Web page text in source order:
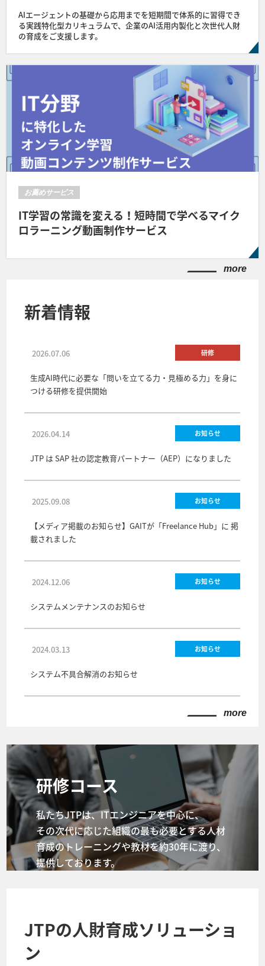
AIエージェントの基礎から応用までを短期間で体系的に習得でき
る実践特化型カリキュラムで、企業のAI活用内製化と次世代人財
の育成をご支援します。
お薦めサービス
IT学習の常識を変える！短時間で学べるマイク
ロラーニング動画制作サービス
more
新着情報
2026.07.06 研修
生成AI時代に必要な「問いを立てる力・見極める力」を身に
つける研修を提供開始
2026.04.14 お知らせ
JTP は SAP 社の認定教育パートナー（AEP）になりました
2025.09.08 お知らせ
【メディア掲載のお知らせ】GAITが「Freelance Hub」に 掲
載されました
2024.12.06 お知らせ
システムメンテナンスのお知らせ
2024.03.13 お知らせ
システム不具合解消のお知らせ
more
研修コース
私たちJTPは、ITエンジニアを中心に、
その次代に応じた組織の最も必要とする人材
育成のトレーニングや教材を約30年に渡り、
提供しております。
JTPの人財育成ソリューショ
ン